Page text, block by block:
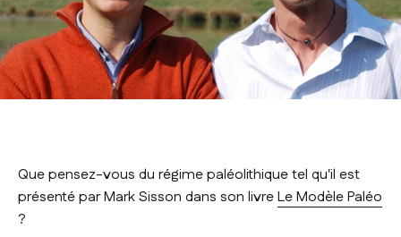
Que pensez-vous du régime paléolithique tel qu'il est
présenté par Mark Sisson dans son livreLe Modèle Paléo
?